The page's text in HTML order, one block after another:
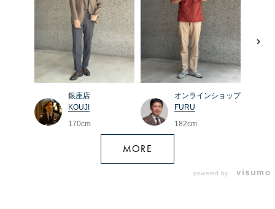
銀座店
KOUJI
170cm
オンラインショップ
FURU
182cm
MORE
powered by